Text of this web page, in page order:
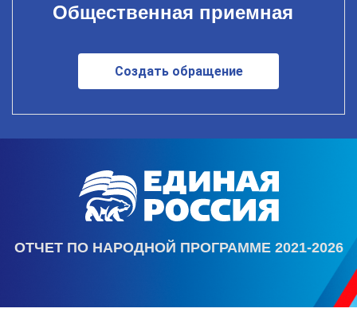
Общественная приемная
Создать обращение
ОТЧЕТ ПО НАРОДНОЙ ПРОГРАММЕ 2021-2026